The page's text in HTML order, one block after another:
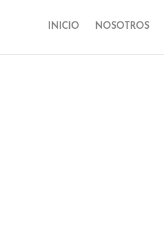
INICIO NOSOTROS